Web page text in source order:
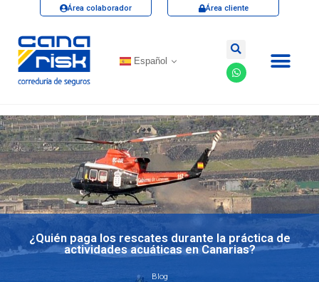
Área colaborador Área cliente
Español
¿Quién paga los rescates durante la práctica de
actividades acuáticas en Canarias?
Blog